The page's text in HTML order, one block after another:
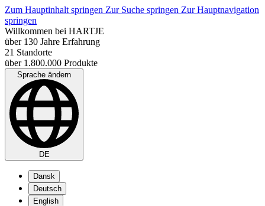
Zum Hauptinhalt springen Zur Suche springen Zur Hauptnavigation
springen
Willkommen bei HARTJE
über 130 Jahre Erfahrung
21 Standorte
über 1.800.000 Produkte
Sprache ändern
DE
Dansk
Deutsch
English